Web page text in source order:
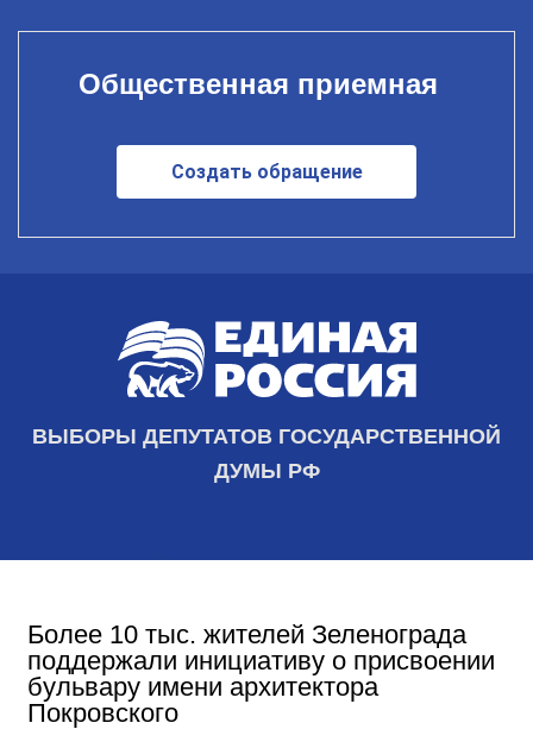
Общественная приемная
Создать обращение
ВЫБОРЫ ДЕПУТАТОВ ГОСУДАРСТВЕННОЙ
ДУМЫ РФ
Более 10 тыс. жителей Зеленограда
поддержали инициативу о присвоении
бульвару имени архитектора
Покровского